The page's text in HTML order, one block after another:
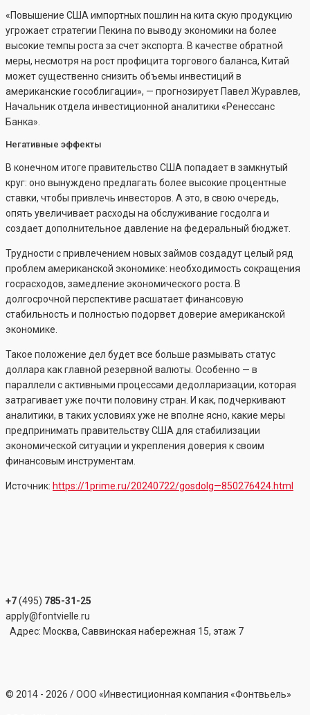
«Повышение США импортных пошлин на кита скую продукцию
угрожает стратегии Пекина по выводу экономики на более
высокие темпы роста за счет экспорта. В качестве обратной
меры, несмотря на рост профицита торгового баланса, Китай
может cущественно снизить объемы инвестиций в
американские гособлигации», — прогнозирует Павел Журавлев,
Начальник отдела инвестиционной аналитики «Ренессанс
Банка».
Негативные эффекты
В конечном итоге правительство США попадает в замкнутый
круг: оно вынуждено предлагать более высокие процентные
ставки, чтобы привлечь инвесторов. А это, в свою очередь,
опять увеличивает расходы на обслуживание госдолга и
создает дополнительное давление на федеральный бюджет.
Трудности с привлечением новых займов создадут целый ряд
проблем американской экономике: необходимость сокращения
госрасходов, замедление экономического роста. В
долгосрочной перспективе расшатает финансовую
стабильность и полностью подорвет доверие американской
экономике.
Такое положение дел будет все больше размывать статус
доллара как главной резервной валюты. Особенно — в
параллели с активными процессами дедолларизации, которая
затрагивает уже почти половину стран. И как, подчеркивают
аналитики, в таких условиях уже не вполне ясно, какие меры
предпринимать правительству США для стабилизации
экономической ситуации и укрепления доверия к своим
финансовым инструментам.
Источник: https://1prime.ru/20240722/gosdolg—850276424.html
+7(495) 785-31-25
apply@fontvielle.ru
Адрес: Москва, Саввинская набережная 15, этаж 7
© 2014 - 2026 / ООО «Инвестиционная компания «Фонтвьель»